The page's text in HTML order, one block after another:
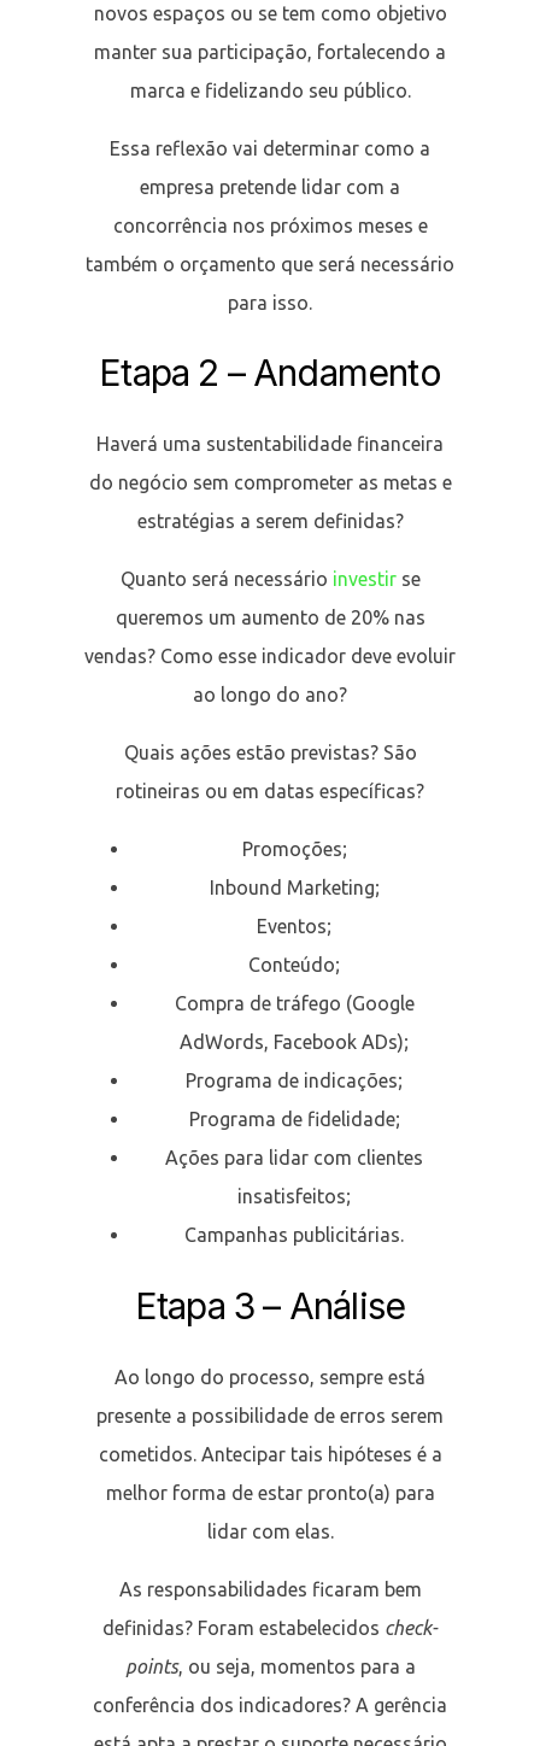
novos espaços ou se tem como objetivo
manter sua participação, fortalecendo a
marca e fidelizando seu público.
Essa reflexão vai determinar como a
empresa pretende lidar com a
concorrência nos próximos meses e
também o orçamento que será necessário
para isso.
Etapa 2 – Andamento
Haverá uma sustentabilidade financeira
do negócio sem comprometer as metas e
estratégias a serem definidas?
Quanto será necessário investir se
queremos um aumento de 20% nas
vendas? Como esse indicador deve evoluir
ao longo do ano?
Quais ações estão previstas? São
rotineiras ou em datas específicas?
Promoções;
Inbound Marketing;
Eventos;
Conteúdo;
Compra de tráfego (Google
AdWords, Facebook ADs);
Programa de indicações;
Programa de fidelidade;
Ações para lidar com clientes
insatisfeitos;
Campanhas publicitárias.
Etapa 3 – Análise
Ao longo do processo, sempre está
presente a possibilidade de erros serem
cometidos. Antecipar tais hipóteses é a
melhor forma de estar pronto(a) para
lidar com elas.
As responsabilidades ficaram bem
definidas? Foram estabelecidos check-
points, ou seja, momentos para a
conferência dos indicadores? A gerência